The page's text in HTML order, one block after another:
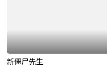
新僵尸先生